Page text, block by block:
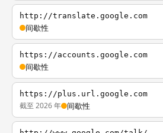
http://translate.google.com
间歇性
https://accounts.google.com
间歇性
https://plus.url.google.com
截至 2026 年 间歇性